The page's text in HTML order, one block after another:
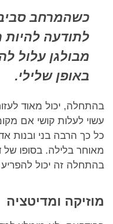
כשהמרחב
לתודעה
מבולגן עלול
באופן שלילי.
בהתחלה, יכול מאוד
עשוי לעלות קושי אם
כל כך הרבה בני ובנות
מאוחר בלילה. בסופו של
בהתחלה זה יכול
מוזיקה ומדיטציה